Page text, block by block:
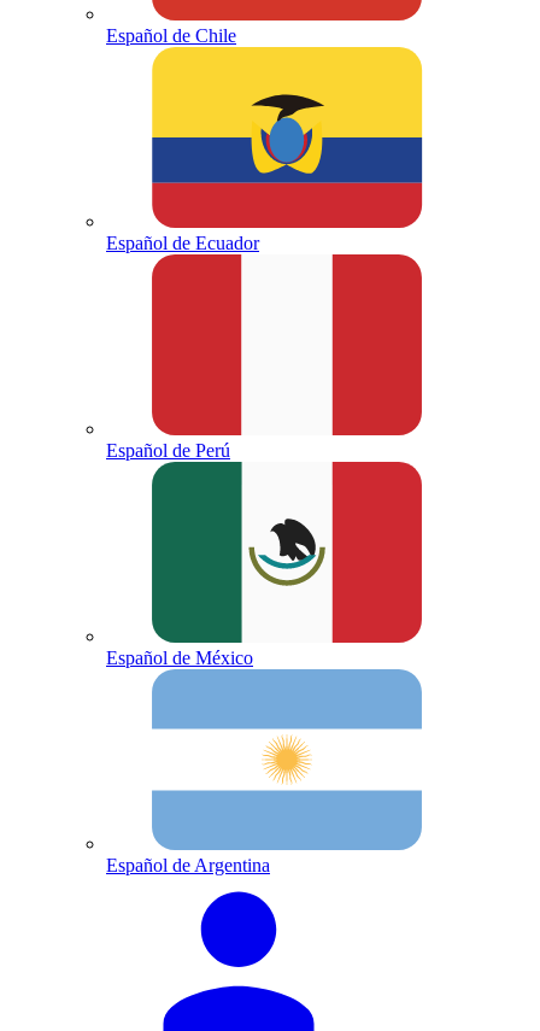
Español de Chile
Español de Ecuador
Español de Perú
Español de México
Español de Argentina